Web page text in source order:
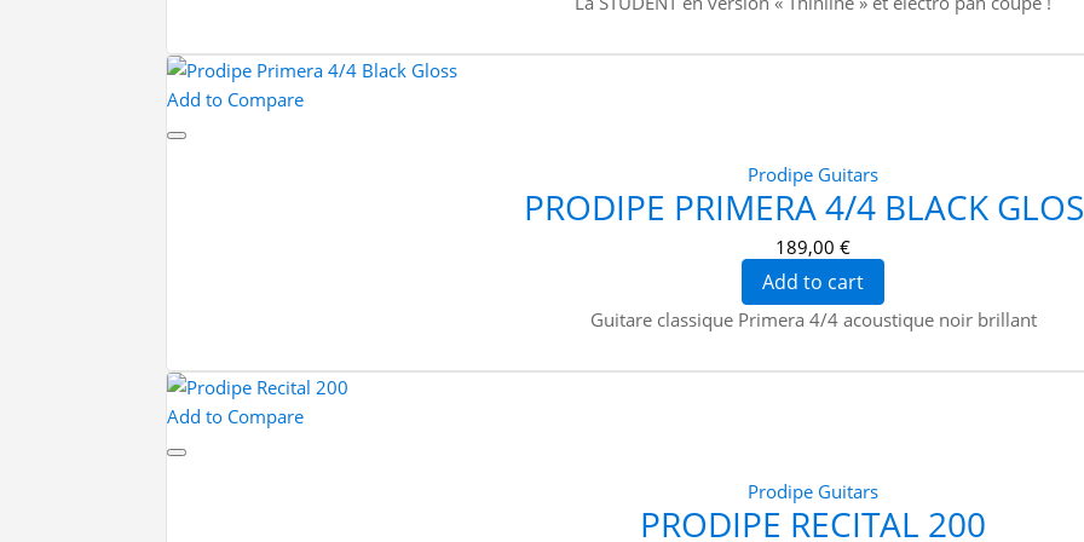
Add to Compare
Prodipe Guitars
PRODIPE PRIMERA 4/4 BLACK
189,00 €
Add to cart
Guitare classique Primera 4/4 acoustique noir brillant
Add to Compare
Prodipe Guitars
PRODIPE RECITAL 200